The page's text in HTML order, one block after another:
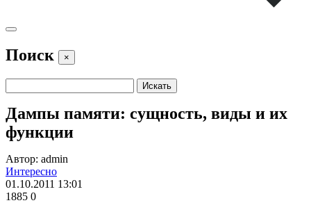
Поиск ×
Дампы памяти: сущность, виды и их
функции
Автор: admin
Интересно
01.10.2011 13:01
1885 0